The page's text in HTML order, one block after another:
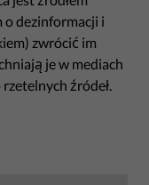
o dezinformacji i
zwrócić im
je w mediach
źródeł.